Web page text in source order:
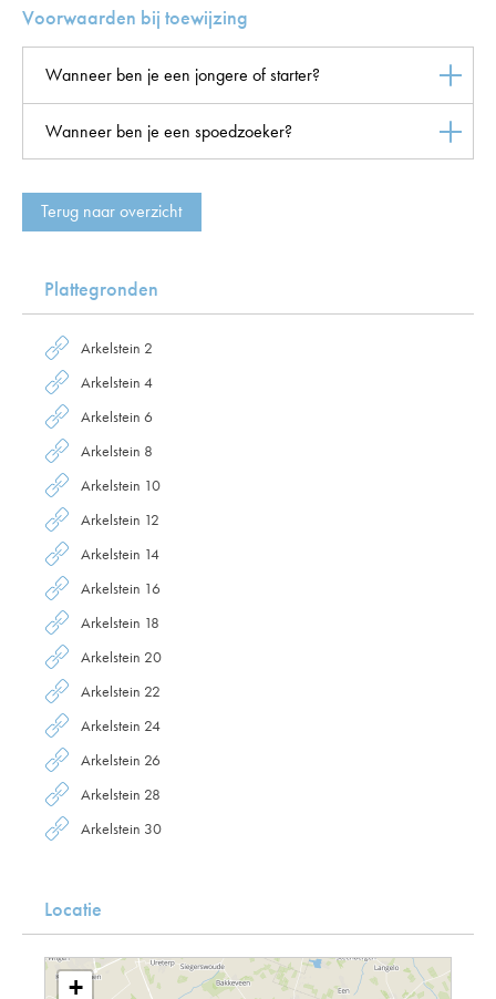
Voorwaarden bij toewijzing
Wanneer ben je een jongere of starter?
Wanneer ben je een spoedzoeker?
Terug naar overzicht
Plattegronden
Arkelstein 2
Arkelstein 4
Arkelstein 6
Arkelstein 8
Arkelstein 10
Arkelstein 12
Arkelstein 14
Arkelstein 16
Arkelstein 18
Arkelstein 20
Arkelstein 22
Arkelstein 24
Arkelstein 26
Arkelstein 28
Arkelstein 30
Locatie
+